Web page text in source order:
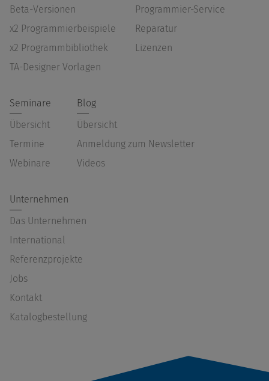
Beta-Versionen
x2 Programmierbeispiele
x2 Programmbibliothek
TA-Designer Vorlagen
Programmier-Service
Reparatur
Lizenzen
Seminare
Übersicht
Termine
Webinare
Blog
Übersicht
Anmeldung zum Newsletter
Videos
Unternehmen
Das Unternehmen
International
Referenzprojekte
Jobs
Kontakt
Katalogbestellung